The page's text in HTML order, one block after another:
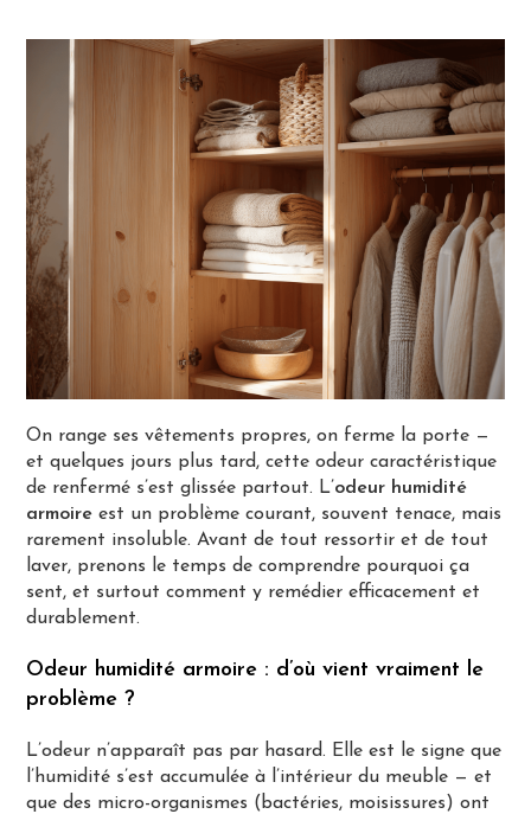
On range ses vêtements propres, on ferme la porte —
et quelques jours plus tard, cette odeur caractéristique
de renfermé s’est glissée partout. L’odeur humidité
armoire est un problème courant, souvent tenace, mais
rarement insoluble. Avant de tout ressortir et de tout
laver, prenons le temps de comprendre pourquoi ça
sent, et surtout comment y remédier efficacement et
durablement.
Odeur humidité armoire : d’où vient vraiment le
problème ?
L’odeur n’apparaît pas par hasard. Elle est le signe que
l’humidité s’est accumulée à l’intérieur du meuble — et
que des micro-organismes (bactéries, moisissures) ont